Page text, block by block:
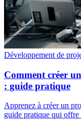
Développement de
Comment créer
: guide pratique
Apprenez à créer un
guide pratique qui offre